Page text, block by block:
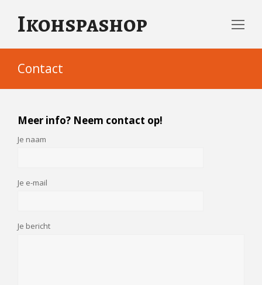
Ikohspashop
Contact
Meer info? Neem contact op!
Je naam
Je e-mail
Je bericht